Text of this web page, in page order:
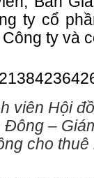
ty cổ
ty và
viên Hội
Đông –
cho